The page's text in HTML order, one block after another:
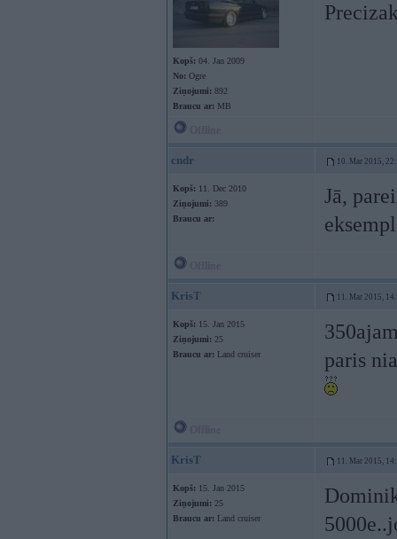
Kopš: 04. Jan 2009
No: Ogre
Ziņojumi: 892
Braucu ar: MB
cndr 10. Mar 2015,
Kopš: 11. Dec 2010
Ziņojumi: 389
Braucu ar:
Jā,
KrisT 11. Mar 2015,
Kopš: 15. Jan 2015
Ziņojumi: 25
Braucu ar: Land cruiser
paris
KrisT 11. Mar 2015,
Kopš: 15. Jan 2015
Ziņojumi: 25
Braucu ar: Land cruiser